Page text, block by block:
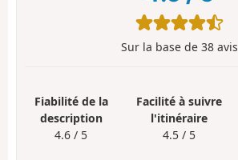
Sur la base de 38 avis
Fiabilité de la
description
4.6 / 5
Facilité à suivre
l'itinéraire
4.5 / 5